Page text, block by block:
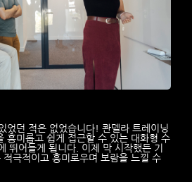
었던 적은 없었습니다! 콴델라 트레이닝
흥미롭고 쉽게 접근할 수 있는 대화형 수
뛰어들게 됩니다. 이제 막 시작했든 기
극적이고 흥미로우며 보람을 느낄 수